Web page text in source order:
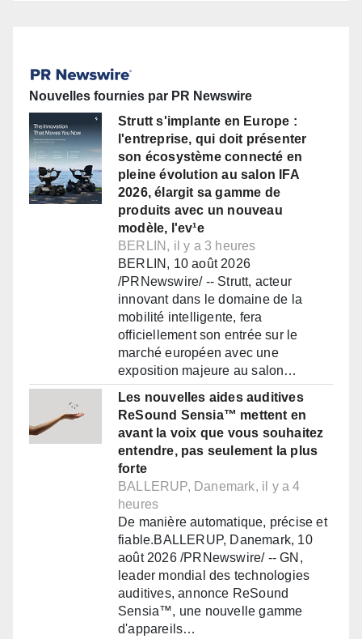
Nouvelles fournies par PR Newswire
Strutt s'implante en Europe :
l'entreprise, qui doit présenter
son écosystème connecté en
pleine évolution au salon IFA
2026, élargit sa gamme de
produits avec un nouveau
modèle, l'ev¹e
BERLIN, il y a 3 heures
BERLIN, 10 août 2026
/PRNewswire/ -- Strutt, acteur
innovant dans le domaine de la
mobilité intelligente, fera
officiellement son entrée sur le
marché européen avec une
exposition majeure au salon…
Les nouvelles aides auditives
ReSound Sensia™ mettent en
avant la voix que vous souhaitez
entendre, pas seulement la plus
forte
BALLERUP, Danemark, il y a 4
heures
De manière automatique, précise et
fiable.BALLERUP, Danemark, 10
août 2026 /PRNewswire/ -- GN,
leader mondial des technologies
auditives, annonce ReSound
Sensia™, une nouvelle gamme
d'appareils…